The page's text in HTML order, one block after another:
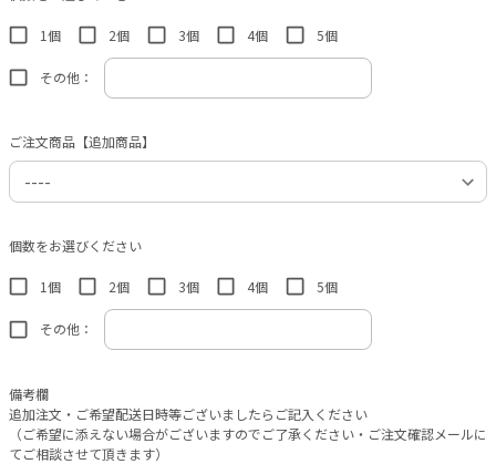
1個 2個 3個 4個 5個
その他：
ご注文商品【追加商品】
個数をお選びください
1個 2個 3個 4個 5個
その他：
備考欄
追加注文・ご希望配送日時等ございましたらご記入ください
（ご希望に添えない場合がございますのでご了承ください・ご注文確認メールに
てご相談させて頂きます）